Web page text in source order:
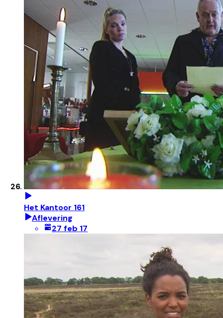
Het Kantoor 161
Aflevering
27 feb 17